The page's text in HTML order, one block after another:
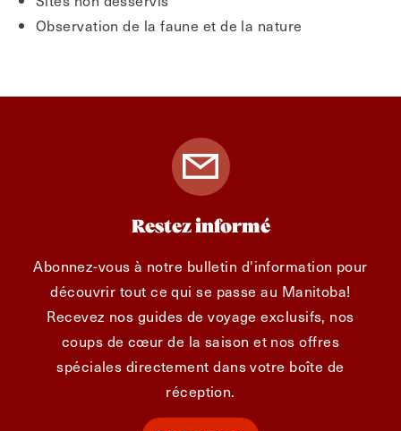
Observation de la faune et de la nature
Restez informé
Abonnez-vous à notre bulletin d'information pour
découvrir tout ce qui se passe au Manitoba!
Recevez nos guides de voyage exclusifs, nos
coups de cœur de la saison et nos offres
spéciales directement dans votre boîte de
réception.